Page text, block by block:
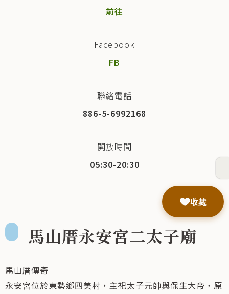
前往
Facebook
FB
聯絡電話
886-5-6992168
開放時間
05:30-20:30
馬山厝永安宮二太子廟
馬山厝傳奇
永安宮位於東勢鄉四美村，主祀太子元帥與保生大帝，原
收藏